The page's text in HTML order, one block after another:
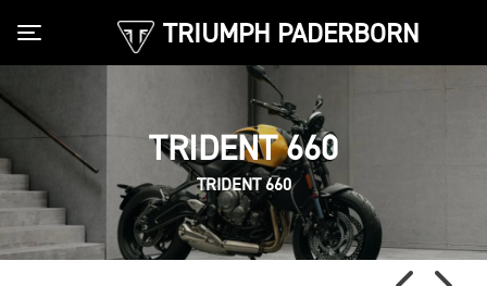
TRIUMPH PADERBORN
Toggle navigation
TRIDENT 660
TRIDENT 660